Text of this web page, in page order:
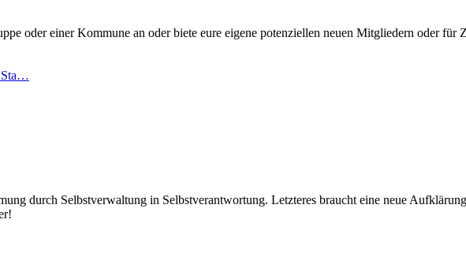
oder einer Kommune an oder biete eure eigene potenziellen neuen Mitgliedern oder für
Sta…
durch Selbstverwaltung in Selbstverantwortung. Letzteres braucht eine neue